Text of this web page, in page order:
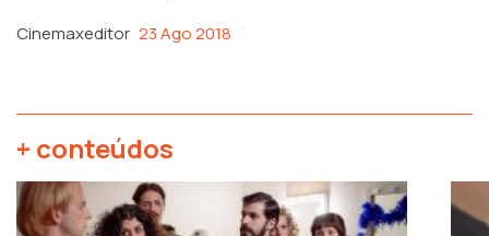
Cinemaxeditor 23 Ago 2018
+ conteúdos